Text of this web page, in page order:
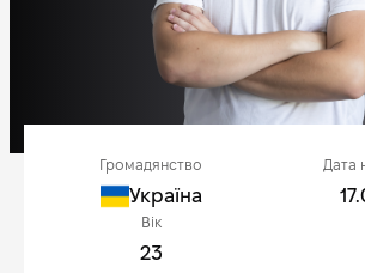
Громадянство
Україна
Дата
Вік
23